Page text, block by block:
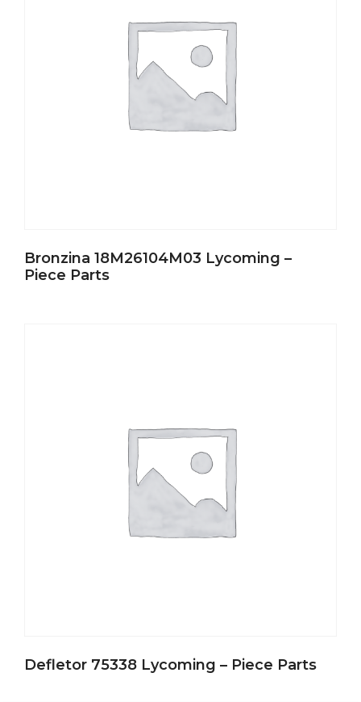
Bronzina 18M26104M03 Lycoming –
Piece Parts
Defletor 75338 Lycoming – Piece Parts